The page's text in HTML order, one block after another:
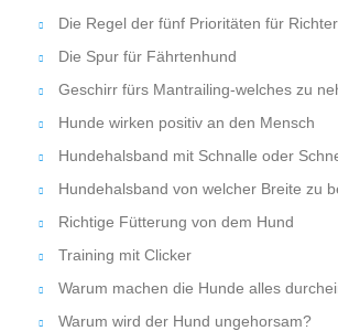
Die Regel der fünf Prioritäten für Richter
Die Spur für Fährtenhund
Geschirr fürs Mantrailing-welches zu
Hunde wirken positiv an den Mensch
Hundehalsband mit Schnalle oder
Hundehalsband von welcher Breite zu
Richtige Fütterung von dem Hund
Training mit Clicker
Warum machen die Hunde alles
Warum wird der Hund ungehorsam?